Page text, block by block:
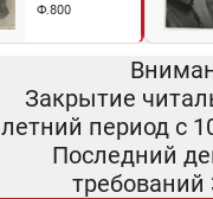
Ф.800
Закрытие
летний период с
Последний